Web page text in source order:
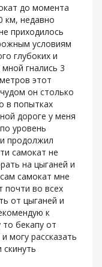
до момента
км, недавно
приходилось
условиям
глубоких и
гнались 3
этот
он столько
в попытках
дороге у меня
уровень
продолжил
самокат не
на цыганей и
самокат мне
почти во всех
от цыганей и
к
бекапу от
могу рассказать